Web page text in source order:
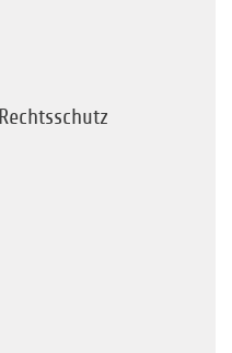
Rechtsschutz